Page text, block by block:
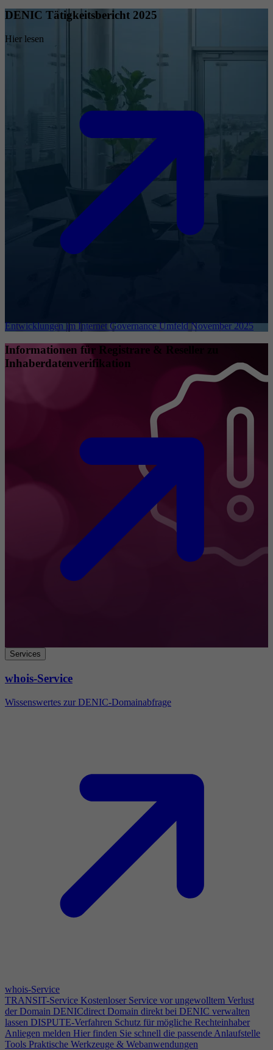
DENIC Tätigkeitsbericht 2025
Hier lesen
Entwicklungen im Internet Governance Umfeld November 2025
Informationen für Registrare & Reseller zu
Inhaberdatenverifikation
Services
whois-Service
Wissenswertes zur DENIC-Domainabfrage
whois-Service
TRANSIT-Service Kostenloser Service vor ungewolltem Verlust
der Domain DENICdirect Domain direkt bei DENIC verwalten
lassen DISPUTE-Verfahren Schutz für mögliche Rechteinhaber
Anliegen melden Hier finden Sie schnell die passende Anlaufstelle
Tools Praktische Werkzeuge & Webanwendungen